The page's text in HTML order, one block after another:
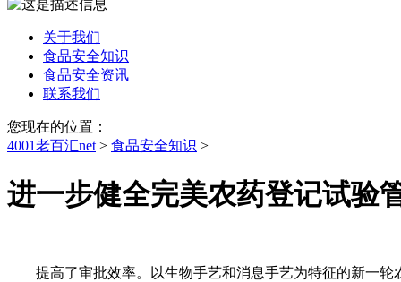
关于我们
食品安全知识
食品安全资讯
联系我们
您现在的位置：
4001老百汇net > 食品安全知识 >
进一步健全完美农药登记试验
提高了审批效率。以生物手艺和消息手艺为特征的新一轮